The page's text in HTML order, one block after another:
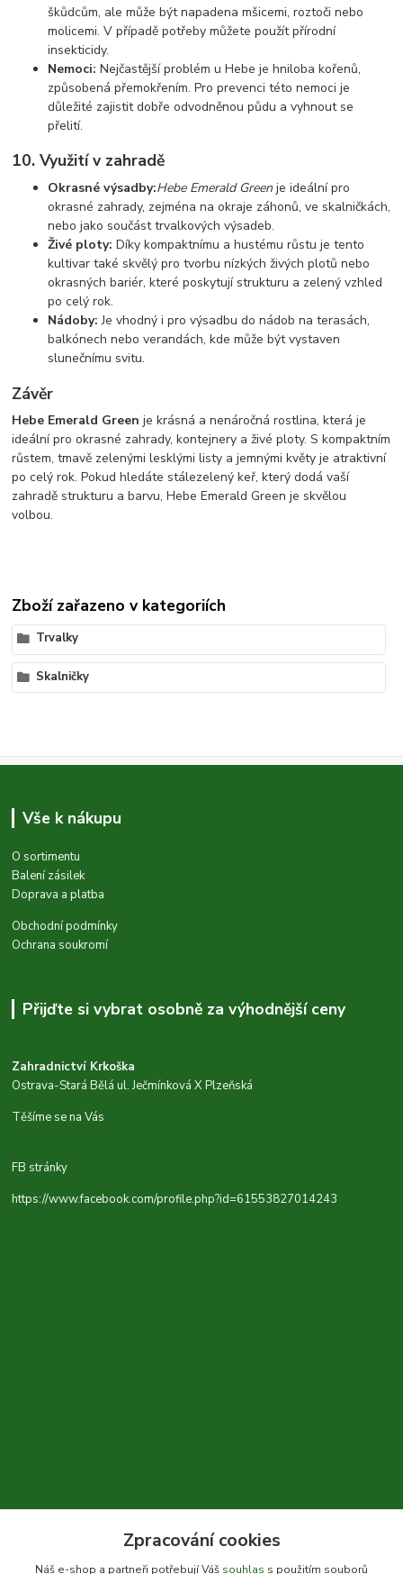
škůdcům, ale může být napadena mšicemi, roztoči nebo
molicemi. V případě potřeby můžete použít přírodní
insekticidy.
Nemoci: Nejčastější problém u Hebe je hniloba kořenů,
způsobená přemokřením. Pro prevenci této nemoci je
důležité zajistit dobře odvodněnou půdu a vyhnout se
přelití.
10.Využití v zahradě
Okrasné výsadby:Hebe Emerald Green je ideální pro
okrasné zahrady, zejména na okraje záhonů, ve skalničkách,
nebo jako součást trvalkových výsadeb.
Živé ploty: Díky kompaktnímu a hustému růstu je tento
kultivar také skvělý pro tvorbu nízkých živých plotů nebo
okrasných bariér, které poskytují strukturu a zelený vzhled
po celý rok.
Nádoby: Je vhodný i pro výsadbu do nádob na terasách,
balkónech nebo verandách, kde může být vystaven
slunečnímu svitu.
Závěr
Hebe Emerald Green je krásná a nenáročná rostlina, která je
ideální pro okrasné zahrady, kontejnery a živé ploty. S kompaktním
růstem, tmavě zelenými lesklými listy a jemnými květy je atraktivní
po celý rok. Pokud hledáte stálezelený keř, který dodá vaší
zahradě strukturu a barvu, Hebe Emerald Green je skvělou
volbou.
Zboží zařazeno v kategoriích
Trvalky
Skalničky
Vše k nákupu
O sortimentu
Balení zásilek
Doprava a platba
Obchodní podmínky
Ochrana soukromí
Přijďte si vybrat osobně za výhodnější ceny
Zahradnictví Krkoška
Ostrava-Stará Bělá ul. Ječmínková X Plzeňská
Těšíme se na Vás
FB stránky
https://www.facebook.com/profile.php?id=61553827014243
+420 604 310 066
Zpracování cookies
Náš e-shop a partneři potřebují Váš souhlas s použitím souborů